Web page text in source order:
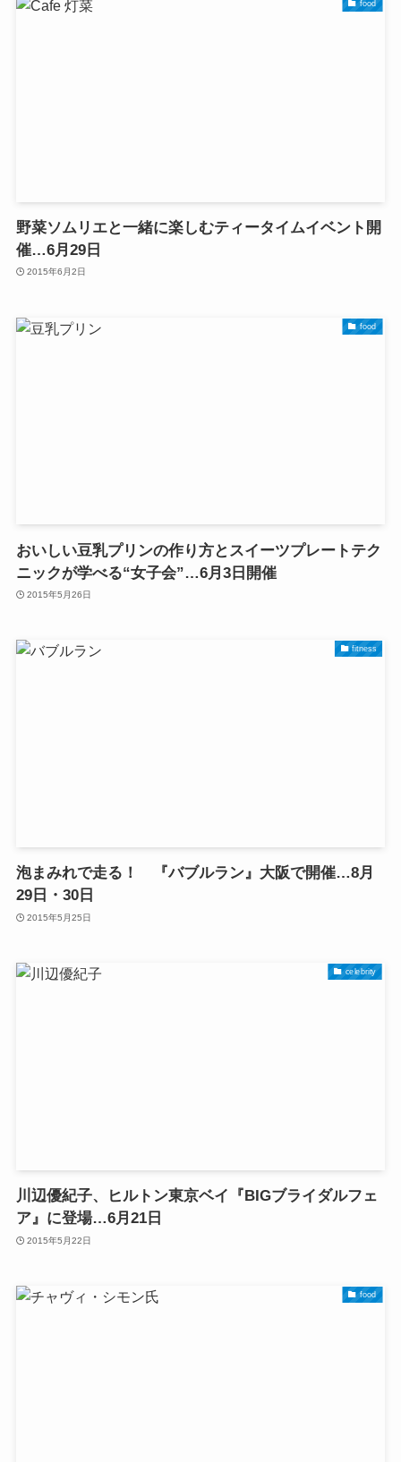
food
野菜ソムリエと一緒に楽しむティータイムイベント開
催…6月29日
2015年6月2日
food
おいしい豆乳プリンの作り方とスイーツプレートテク
ニックが学べる“女子会”…6月3日開催
2015年5月26日
fitness
泡まみれで走る！ 『バブルラン』大阪で開催…8月
29日・30日
2015年5月25日
celebrity
川辺優紀子、ヒルトン東京ベイ『BIGブライダルフェ
ア』に登場…6月21日
2015年5月22日
food